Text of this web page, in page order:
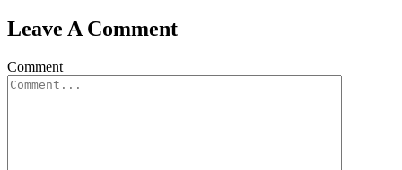
Leave A Comment
Comment